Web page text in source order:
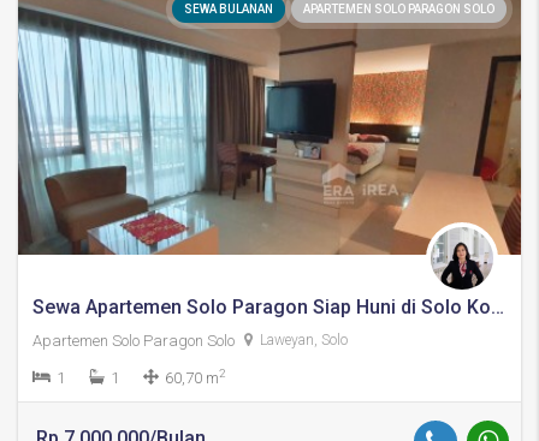
SEWA BULANAN APARTEMEN SOLO PARAGON SOLO
Sewa Apartemen Solo Paragon Siap Huni di Solo Kota
Apartemen Solo Paragon Solo Laweyan, Solo
1 1 60,70 m2